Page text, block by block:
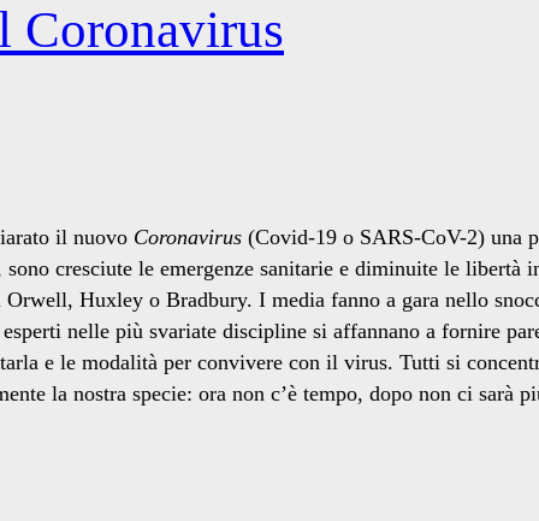
Coronavirus
il nuovo Coronavirus (Covid-19 o SARS-CoV-2) una
sono cresciute le emergenze sanitarie e diminuite le
Huxley o Bradbury. I media fanno a gara nello
nelle più svariate discipline si affannano a fornire
e le modalità per convivere con il virus. Tutti si
la nostra specie: ora non c’è tempo, dopo non ci sarà